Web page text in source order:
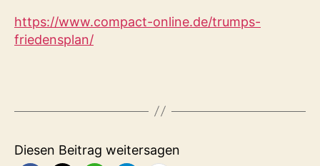
https://www.compact-online.de/trumps-
friedensplan/
Diesen Beitrag weitersagen